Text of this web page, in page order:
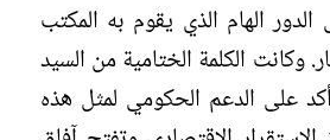
الدور الهام الذي يقوم به المكتب
وكانت الكلمة الختامية من السيد
على الدعم الحكومي لمثل هذه